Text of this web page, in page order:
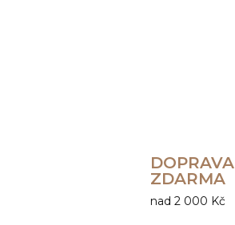
DOPRAVA
ZDARMA
nad 2 000 Kč